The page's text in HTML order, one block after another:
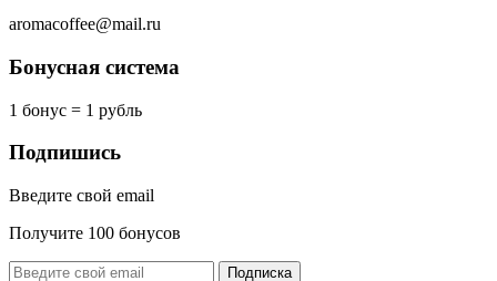
aromacoffee@mail.ru
Бонусная система
1 бонус = 1 рубль
Подпишись
Введите свой email
Получите 100 бонусов
Подписка